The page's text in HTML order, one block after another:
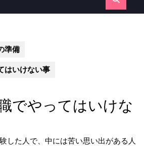
準備
はいけない事
でやってはいけな
した人で、中には苦い思い出がある人